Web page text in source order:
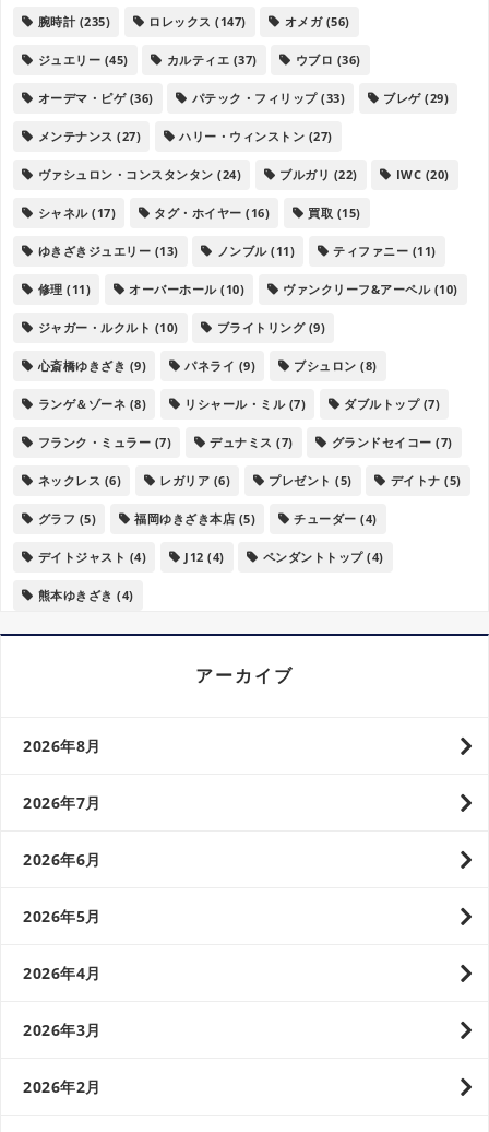
腕時計(235) ロレックス (147) オメガ(56)
ジュエリー (45) カルティエ (37) ウブロ (36)
オーデマ・ピゲ(36) パテック・フィリップ(33) ブレゲ(29)
メンテナンス (27) ハリー・ウィンストン (27)
ヴァシュロン・コンスタンタン (24) ブルガリ (22) IWC (20)
シャネル(17) タグ・ホイヤー (16) 買取 (15)
ゆきざきジュエリー (13) ノンブル(11) ティファニー (11)
修理 (11) オーバーホール(10) ヴァンクリーフ&アーペル(10)
ジャガー・ルクルト (10) ブライトリング(9)
心斎橋ゆきざき (9) パネライ (9) ブシュロン (8)
ランゲ＆ゾーネ (8) リシャール・ミル(7) ダブルトップ(7)
フランク・ミュラー (7) デュナミス (7) グランドセイコー (7)
ネックレス (6) レガリア (6) プレゼント (5) デイトナ (5)
グラフ (5) 福岡ゆきざき本店 (5) チューダー (4)
デイトジャスト (4) J12 (4) ペンダントトップ(4)
熊本ゆきざき (4)
アーカイブ
2026年8月
2026年7月
2026年6月
2026年5月
2026年4月
2026年3月
2026年2月